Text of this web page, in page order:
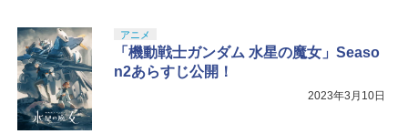
アニメ
「機動戦士ガンダム 水星の魔女」Seaso
n2あらすじ公開！
2023年3月10日